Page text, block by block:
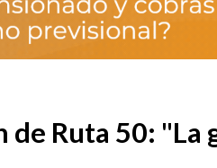
Ruta 50: "La